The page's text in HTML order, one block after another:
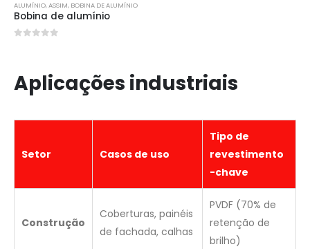
ALUMÍNIO, ASSIM, BOBINA DE ALUMÍNIO
Bobina de alumínio
Aplicações industriais
Setor Casos de uso
Tipo de
revestimento
-chave
Construção
Coberturas, painéis
de fachada, calhas
PVDF (70% de
retenção de
brilho)